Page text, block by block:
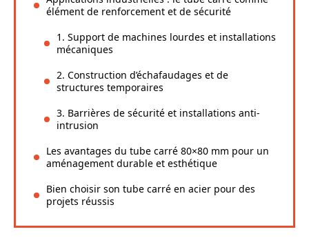
élément de renforcement et de sécurité
1. Support de machines lourdes et installations
mécaniques
2. Construction d’échafaudages et de
structures temporaires
3. Barrières de sécurité et installations anti-
intrusion
Les avantages du tube carré 80×80 mm pour un
aménagement durable et esthétique
Bien choisir son tube carré en acier pour des
projets réussis